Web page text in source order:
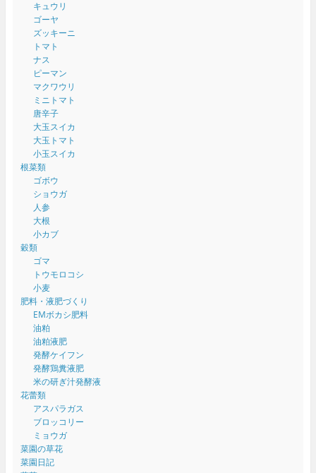
キュウリ
ゴーヤ
ズッキーニ
トマト
ナス
ピーマン
マクワウリ
ミニトマト
唐辛子
大玉スイカ
大玉トマト
小玉スイカ
根菜類
ゴボウ
ショウガ
人参
大根
小カブ
穀類
ゴマ
トウモロコシ
小麦
肥料・液肥づくり
EMボカシ肥料
油粕
油粕液肥
発酵ケイフン
発酵鶏糞液肥
米の研ぎ汁発酵液
花蕾類
アスパラガス
ブロッコリー
ミョウガ
菜園の草花
菜園日記